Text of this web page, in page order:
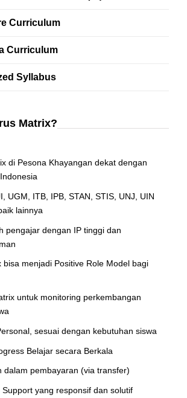
Curriculum
Curriculum
Syllabus
Matrix?
di Pesona Khayangan dekat dengan
UGM, ITB, IPB, STAN, STIS, UNJ, UIN
lainnya
pengajar dengan IP tinggi dan
bisa menjadi Positive Role Model bagi
untuk monitoring perkembangan
sesuai dengan kebutuhan siswa
Belajar secara Berkala
dalam pembayaran (via transfer)
Support yang responsif dan solutif